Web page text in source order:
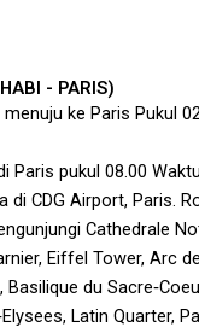
- PARIS)
ke Paris Pukul
Paris pukul 08.00
di CDG Airport, Paris.
Cathedrale
Eiffel Tower, Arc
Basilique du
Latin Quarter,